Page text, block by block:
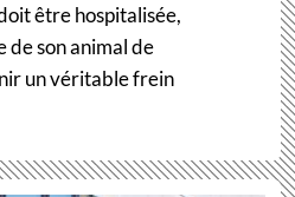
être hospitalisée,
de son animal de
un véritable frein